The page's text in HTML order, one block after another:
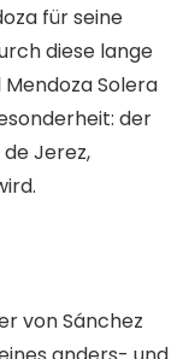
für seine
diese lange
Solera
der
Jerez,
von Sánchez